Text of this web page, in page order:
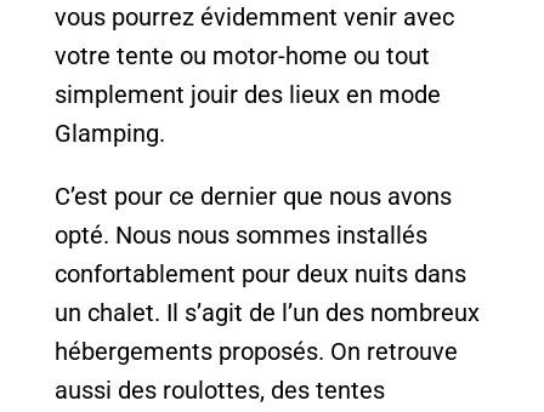
vous pourrez évidemment venir avec
votre tente ou motor-home ou tout
simplement jouir des lieux en mode
Glamping.
C’est pour ce dernier que nous avons
opté. Nous nous sommes installés
confortablement pour deux nuits dans
un chalet. Il s’agit de l’un des nombreux
hébergements proposés. On retrouve
aussi des roulottes, des tentes